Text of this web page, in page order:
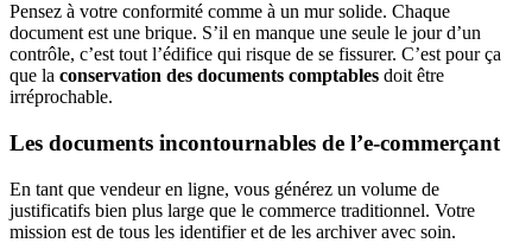
Pensez à votre conformité comme à un mur solide. Chaque
document est une brique. S’il en manque une seule le jour d’un
contrôle, c’est tout l’édifice qui risque de se fissurer. C’est pour ça
que la conservation des documents comptables doit être
irréprochable.
Les documents incontournables de l’e-commerçant
En tant que vendeur en ligne, vous générez un volume de
justificatifs bien plus large que le commerce traditionnel. Votre
mission est de tous les identifier et de les archiver avec soin.